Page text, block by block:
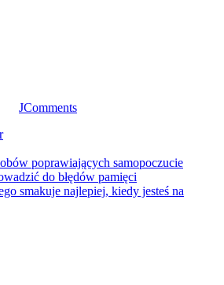
JComments
poprawiających samopoczucie
do błędów pamięci
smakuje najlepiej, kiedy jesteś na